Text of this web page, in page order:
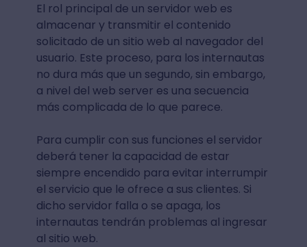
El rol principal de un servidor web es
almacenar y transmitir el contenido
solicitado de un sitio web al navegador del
usuario. Este proceso, para los internautas
no dura más que un segundo, sin embargo,
a nivel del web server es una secuencia
más complicada de lo que parece.
Para cumplir con sus funciones el servidor
deberá tener la capacidad de estar
siempre encendido para evitar interrumpir
el servicio que le ofrece a sus clientes. Si
dicho servidor falla o se apaga, los
internautas tendrán problemas al ingresar
al sitio web.